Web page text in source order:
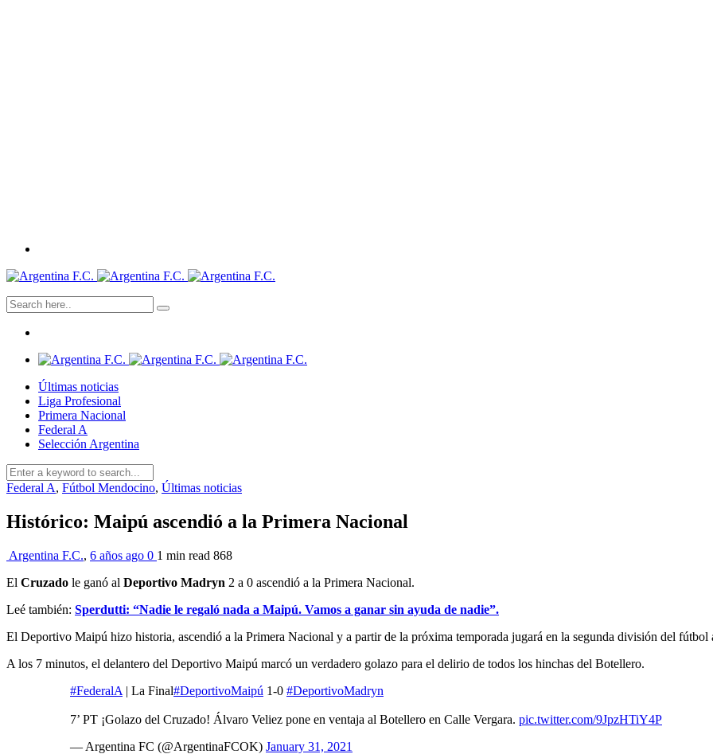
Últimas noticias
Liga Profesional
Primera Nacional
Federal A
Selección Argentina
Federal A, Fútbol Mendocino, Últimas noticias
Histórico: Maipú ascendió a la Primera Nacional
Argentina F.C., 6 años ago 0 1 min read 868
El Cruzado le ganó al Deportivo Madryn 2 a 0 ascendió a la Primera Nacional.
Leé también: Sperdutti: “Nadie le regaló nada a Maipú. Vamos a ganar sin ayuda de nadie”.
El Deportivo Maipú hizo historia, ascendió a la Primera Nacional y a partir de la próxima temporada jugará en la segunda división del fútbol
A los 7 minutos, el delantero del Deportivo Maipú marcó un verdadero golazo para el delirio de todos los hinchas del Botellero.
#FederalA | La Final#DeportivoMaipú 1-0 #DeportivoMadryn
7’ PT ¡Golazo del Cruzado! Álvaro Veliez pone en ventaja al Botellero en Calle Vergara. pic.twitter.com/9JpzHTiY4P
— Argentina FC (@ArgentinaFCOK) January 31, 2021